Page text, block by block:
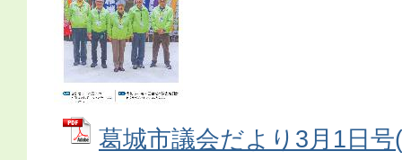
葛城市議会だより3月1日